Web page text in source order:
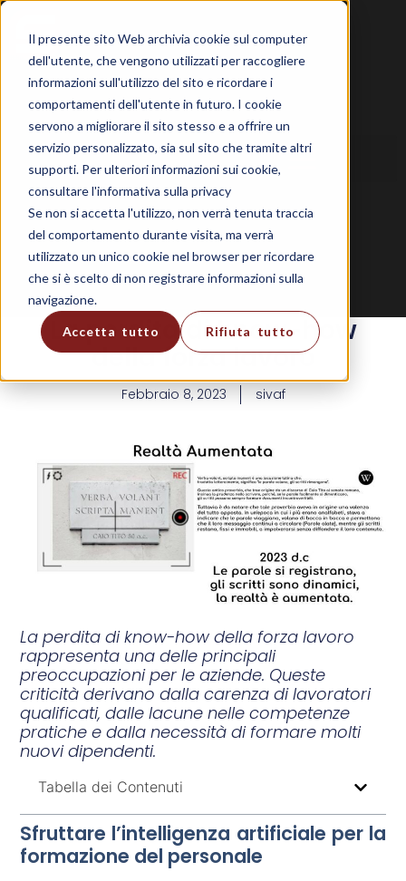
Il presente sito Web archivia cookie sul computer
dell'utente, che vengono utilizzati per raccogliere
informazioni sull'utilizzo del sito e ricordare i
comportamenti dell'utente in futuro. I cookie
servono a migliorare il sito stesso e a offrire un
servizio personalizzato, sia sul sito che tramite altri
supporti. Per ulteriori informazioni sui cookie,
consultare l'informativa sulla privacy
Se non si accetta l'utilizzo, non verrà tenuta traccia
del comportamento durante visita, ma verrà
utilizzato un unico cookie nel browser per ricordare
che si è scelto di non registrare informazioni sulla
navigazione.
Accetta tutto Rifiuta tutto
La perdita di know-how
della forza lavoro
Febbraio 8, 2023 sivaf
La perdita di know-how della forza lavoro
rappresenta una delle principali
preoccupazioni per le aziende. Queste
criticità derivano dalla carenza di lavoratori
qualificati, dalle lacune nelle competenze
pratiche e dalla necessità di formare molti
nuovi dipendenti.
Tabella dei Contenuti
Sfruttare l’intelligenza artificiale per la
formazione del personale